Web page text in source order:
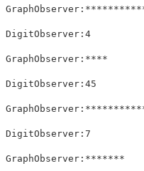
DigitObserver:4
GraphObserver:****
DigitObserver:45
DigitObserver:7
GraphObserver:*******